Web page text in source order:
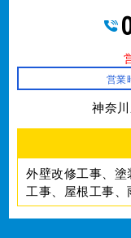
営業
神奈
外壁改修工事、塗
工事、屋根工事、